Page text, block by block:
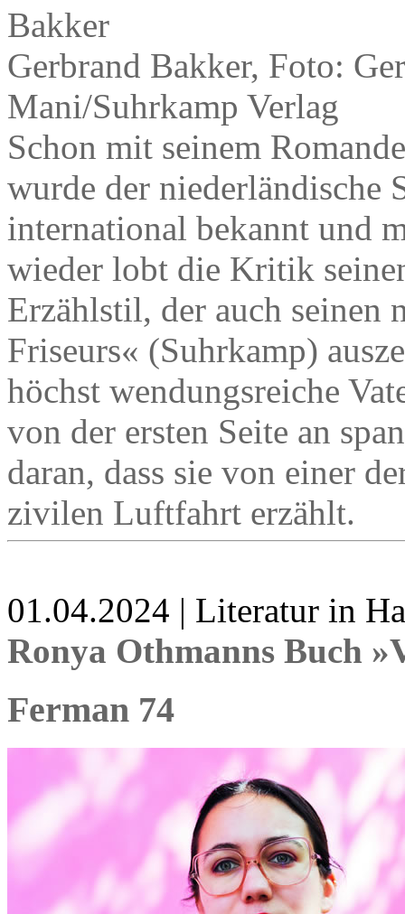
Gerbrand Bakker, Foto:
Mani/Suhrkamp Verlag
Schon mit seinem
wurde der niederländische
international bekannt und
wieder lobt die Kritik
Erzählstil, der auch seinen
Friseurs« (Suhrkamp)
höchst wendungsreiche
von der ersten Seite an
daran, dass sie von einer
zivilen Luftfahrt erzählt.
01.04.2024 | Literatur in
Ronya Othmanns Buch
Ferman 74